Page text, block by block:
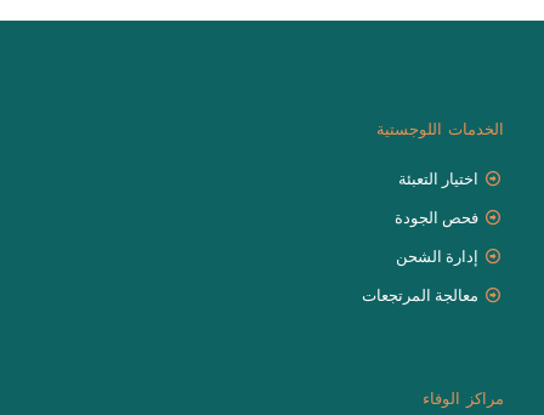
blank
الخدمات اللوجستية
اختيار التعبئة
فحص الجودة
إدارة الشحن
معالجة المرتجعات
مراكز الوفاء